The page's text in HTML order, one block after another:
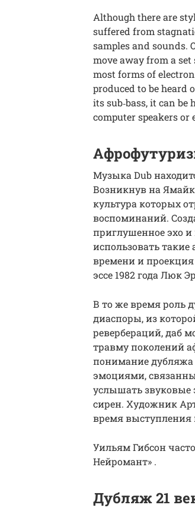
Although there are
suffered from
samples and sounds.
move away from a
most forms of
produced to be heard
its sub‑bass, it can
computer speakers or
Музыка Dub
Возникнув на
культура которых
воспоминаний.
приглушенное эхо
использовать
времени и проекция
эссе 1982 года Люк
В то же время роль
диаспоры, из
ревербераций, даб
травму поколений
понимание дубляжа
эмоциями,
услышать звуковые
сирен. Художник
время выступления
Уильям Гибсон
Нейромант» .
Дубляж 21